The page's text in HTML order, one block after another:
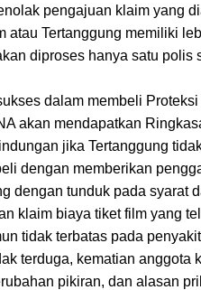
pengajuan klaim yang
atau Tertanggung memiliki
diproses hanya satu
dalam membeli
akan mendapatkan
jika Tertanggung
dengan memberikan
dengan tunduk pada syarat
klaim biaya tiket film yang
tidak terbatas pada
terduga, kematian
pikiran, dan alasan